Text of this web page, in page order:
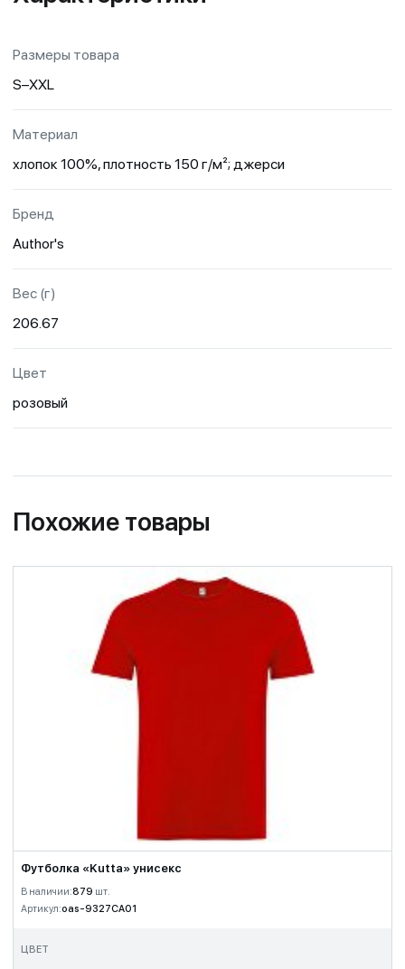
Размеры товара
S–XXL
Материал
хлопок 100%, плотность 150 г/м²; джерси
Бренд
Author's
Вес (г)
206.67
Цвет
розовый
Похожие товары
Футболка «Kutta» унисекс
В наличии:879 шт.
Артикул:oas-9327CA01
ЦВЕТ